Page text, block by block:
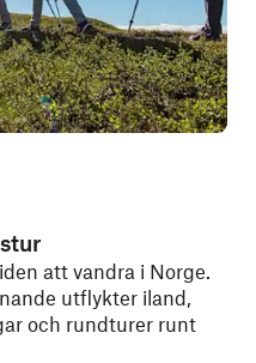
att vandra i Norge.
utflykter iland,
och rundturer runt